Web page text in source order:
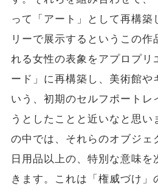
って「アート」として再構築
リーで展示するというこの
れる女性の表象をアプロプリ
ード」に再構築し、美術館や
いう、初期のセルフポートレ
うとしたことと近いなと思い
の中では、それらのオブジェ
日用品以上の、特別な意味を
きます。これは「権威づけ」